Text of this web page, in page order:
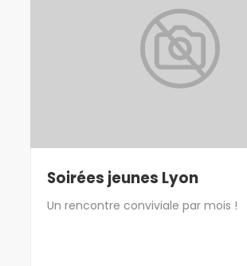
Soirées jeunes Lyon
Un rencontre conviviale par mois !